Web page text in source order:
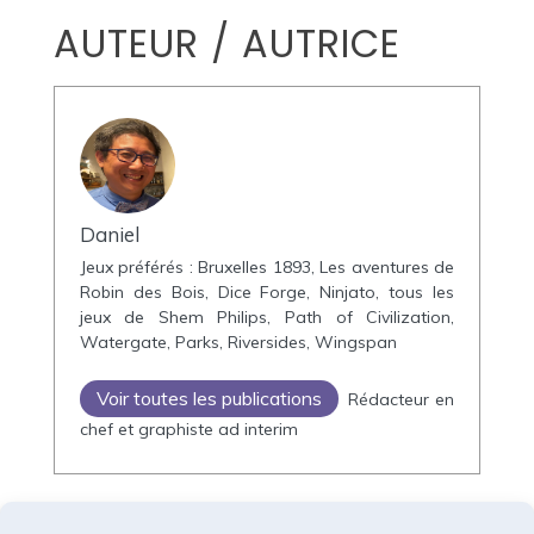
AUTEUR / AUTRICE
Daniel
Jeux préférés : Bruxelles 1893, Les aventures de
Robin des Bois, Dice Forge, Ninjato, tous les
jeux de Shem Philips, Path of Civilization,
Watergate, Parks, Riversides, Wingspan
Voir toutes les publications
Rédacteur en
chef et graphiste ad interim